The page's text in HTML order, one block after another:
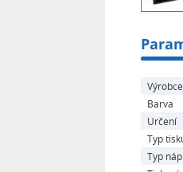
Výrobce
Barva
Určení
Typ
Typ